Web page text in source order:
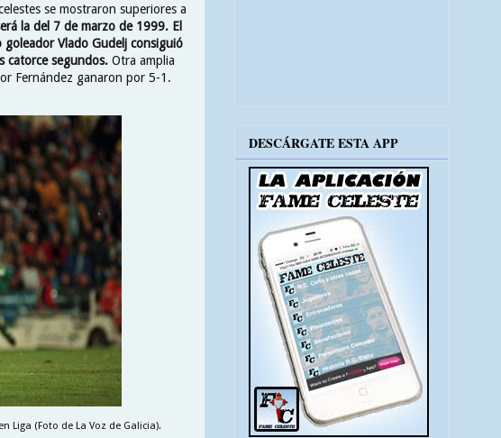
se mostraron superiores a
la del 7 de marzo de 1999. El
Vlado Gudelj consiguió
catorce segundos. Otra amplia
Fernández ganaron por 5-1.
Liga (Foto de La Voz de Galicia).
DESCÁRGATE ESTA APP